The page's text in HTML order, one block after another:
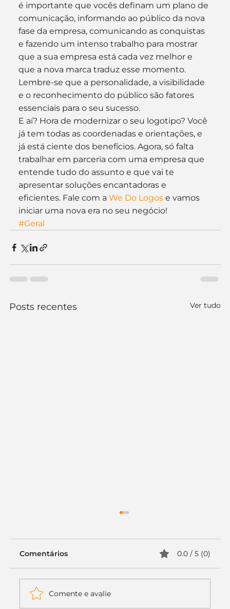
é importante que vocês definam um plano de
comunicação, informando ao público da nova
fase da empresa, comunicando as conquistas
e fazendo um intenso trabalho para mostrar
que a sua empresa está cada vez melhor e
que a nova marca traduz esse momento.
Lembre-se que a personalidade, a visibilidade
e o reconhecimento do público são fatores
essenciais para o seu sucesso.
E aí? Hora de modernizar o seu logotipo? Você
já tem todas as coordenadas e orientações, e
já está ciente dos benefícios. Agora, só falta
trabalhar em parceria com uma empresa que
entende tudo do assunto e que vai te
apresentar soluções encantadoras e
eficientes. Fale com a We Do Logos e vamos
iniciar uma nova era no seu negócio!
#Geral
Posts recentes Ver tudo
Comentários 0.0 / 5 (0)
Comente e avalie